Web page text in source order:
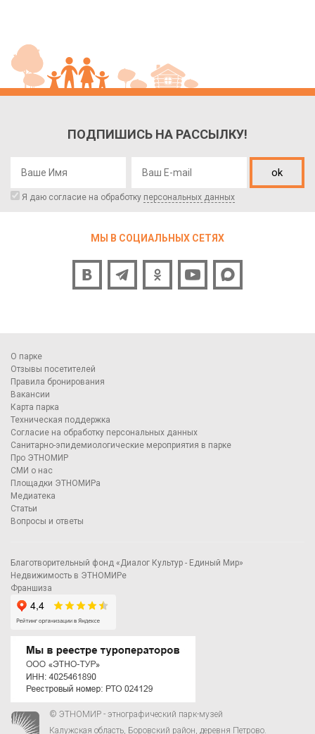
ПОДПИШИСЬ НА РАССЫЛКУ!
ok
Я даю согласие на обработку персональных данных
МЫ В СОЦИАЛЬНЫХ СЕТЯХ
О парке
Отзывы посетителей
Правила бронирования
Вакансии
Карта парка
Техническая поддержка
Согласие на обработку персональных данных
Санитарно-эпидемиологические мероприятия в парке
Про ЭТНОМИР
СМИ о нас
Площадки ЭТНОМИРа
Медиатека
Статьи
Вопросы и ответы
Благотворительный фонд «Диалог Культур - Единый Мир»
Недвижимость в ЭТНОМИРе
Франшиза
© ЭТНОМИР - этнографический парк-музей
Калужская область, Боровский район, деревня Петрово.